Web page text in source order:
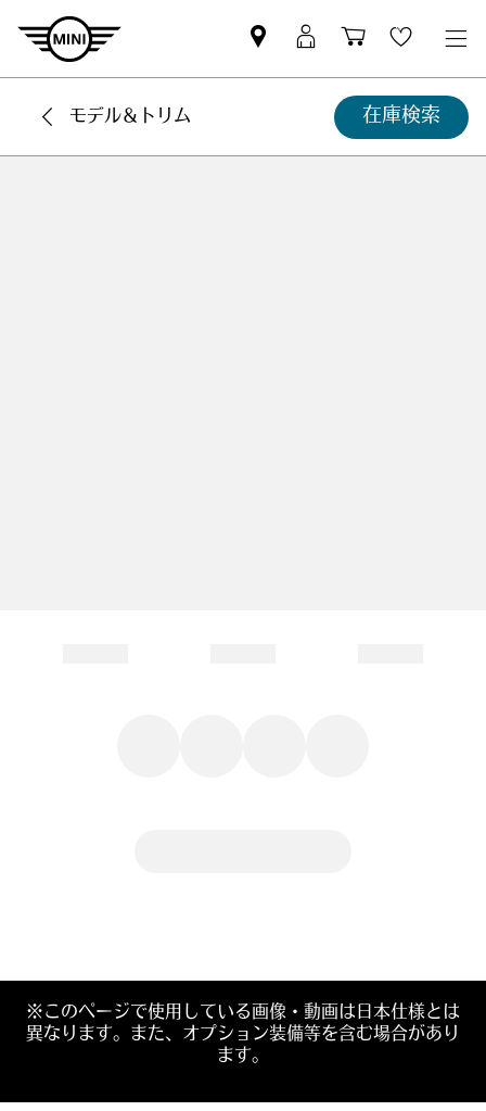
Mini
dealer
MyMini
login
Shopping
cart
Wishlist
モデル＆トリム 在庫検索
※このページで使用している画像・動画は日本仕様とは
異なります。また、オプション装備等を含む場合があり
ます。